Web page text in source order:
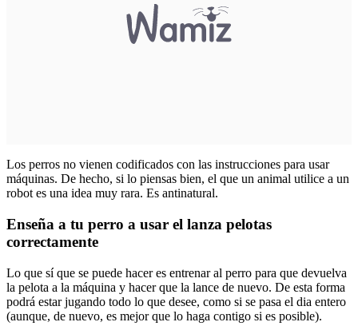
Los perros no vienen codificados con las instrucciones para usar
máquinas. De hecho, si lo piensas bien, el que un animal utilice a un
robot es una idea muy rara. Es antinatural.
Enseña a tu perro a usar el lanza pelotas
correctamente
Lo que sí que se puede hacer es entrenar al perro para que devuelva
la pelota a la máquina y hacer que la lance de nuevo. De esta forma
podrá estar jugando todo lo que desee, como si se pasa el dia entero
(aunque, de nuevo, es mejor que lo haga contigo si es posible).